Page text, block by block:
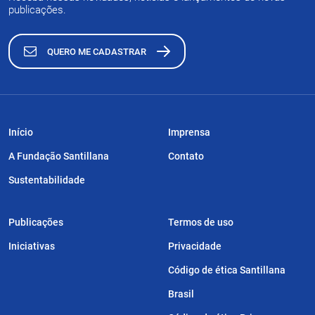
publicações.
QUERO ME CADASTRAR
Início
A Fundação Santillana
Sustentabilidade
Publicações
Iniciativas
Imprensa
Contato
Termos de uso
Privacidade
Código de ética Santillana
Brasil